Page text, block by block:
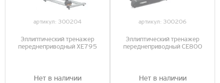
артикул: 300204
Эллиптический тренажер
переднеприводный XE795
Нет в наличии
артикул: 300206
Эллиптический тренажер
переднеприводный CE800
Нет в наличии